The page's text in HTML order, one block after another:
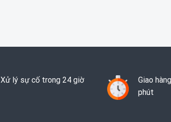
Xử lý sự cố trong 24 giờ
Giao
phút